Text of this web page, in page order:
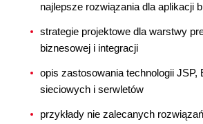
najlepsze rozwiązania dla aplikacji
strategie projektowe dla warstwy
biznesowej i integracji
opis zastosowania technologii JSP,
sieciowych i serwletów
przykłady nie zalecanych